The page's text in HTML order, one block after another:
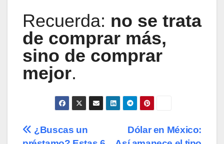
Recuerda: no se trata
de comprar más,
sino de comprar
mejor.
Navegación
Dólar en México:
¿Buscas un